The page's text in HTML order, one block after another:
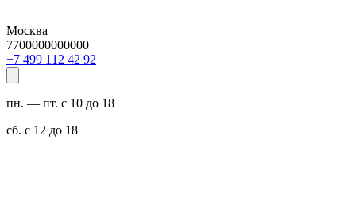
Москва
7700000000000
29 24 211 994 7+
пн. — пт. с 10 до 18
сб. с 12 до 18